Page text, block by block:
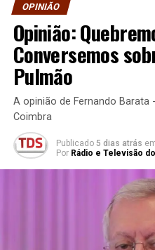
OPINIÃO
Opinião:
Conversemos
Pulmão
A opinião de Fernando Barata
Coimbra
Publicado 5 dias atrás
Por Rádio e Televisão